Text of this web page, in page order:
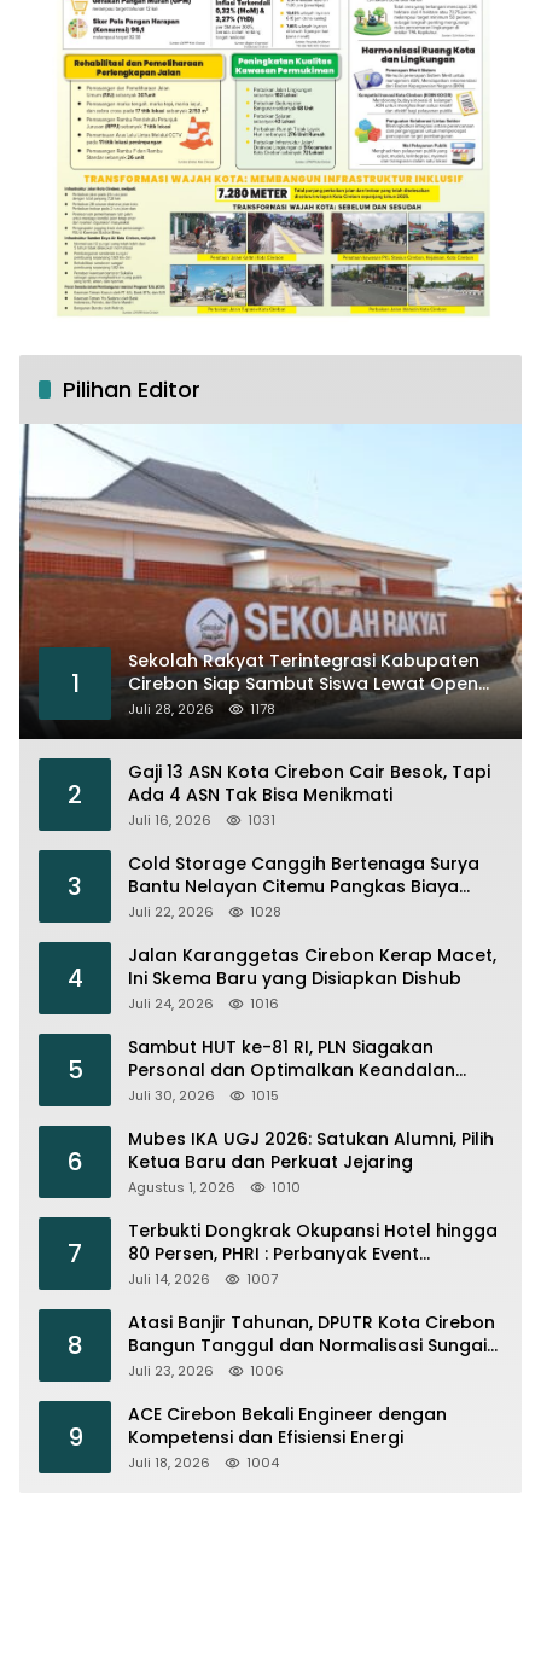
Pilihan Editor
1
Sekolah Rakyat Terintegrasi Kabupaten
Cirebon Siap Sambut Siswa Lewat Open
House dan MPLS
Juli 28, 2026 1178
2
Gaji 13 ASN Kota Cirebon Cair Besok, Tapi
Ada 4 ASN Tak Bisa Menikmati
Juli 16, 2026 1031
3
Cold Storage Canggih Bertenaga Surya
Bantu Nelayan Citemu Pangkas Biaya
Operasional
Juli 22, 2026 1028
4
Jalan Karanggetas Cirebon Kerap Macet,
Ini Skema Baru yang Disiapkan Dishub
Juli 24, 2026 1016
5
Sambut HUT ke-81 RI, PLN Siagakan
Personal dan Optimalkan Keandalan
Instalasi Transmisi
Juli 30, 2026 1015
6
Mubes IKA UGJ 2026: Satukan Alumni, Pilih
Ketua Baru dan Perkuat Jejaring
Agustus 1, 2026 1010
7
Terbukti Dongkrak Okupansi Hotel hingga
80 Persen, PHRI : Perbanyak Event
Olahraga di Cirebon
Juli 14, 2026 1007
8
Atasi Banjir Tahunan, DPUTR Kota Cirebon
Bangun Tanggul dan Normalisasi Sungai
Kijing
Juli 23, 2026 1006
9
ACE Cirebon Bekali Engineer dengan
Kompetensi dan Efisiensi Energi
Juli 18, 2026 1004